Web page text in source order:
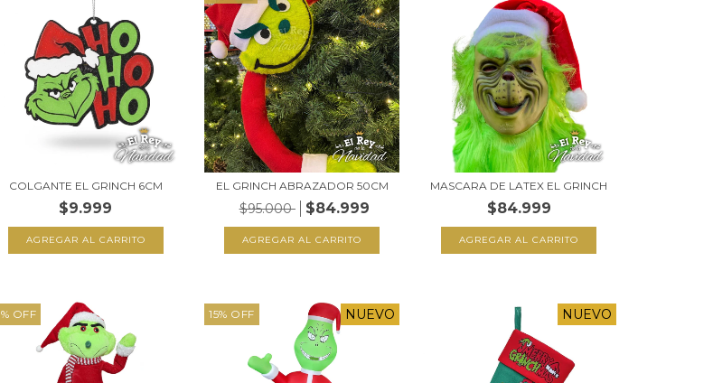
COLGANTE EL GRINCH 6CM
$9.999
EL GRINCH ABRAZADOR 50CM
$95.000 $84.999
MASCARA DE LATEX EL GRINCH
$84.999
% OFF 15% OFF NUEVO NUEVO